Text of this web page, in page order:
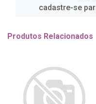
cadastre-se
Produtos Relacionados